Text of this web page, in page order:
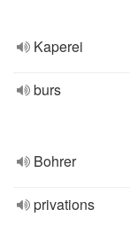
Kaperei
burs
Bohrer
privations